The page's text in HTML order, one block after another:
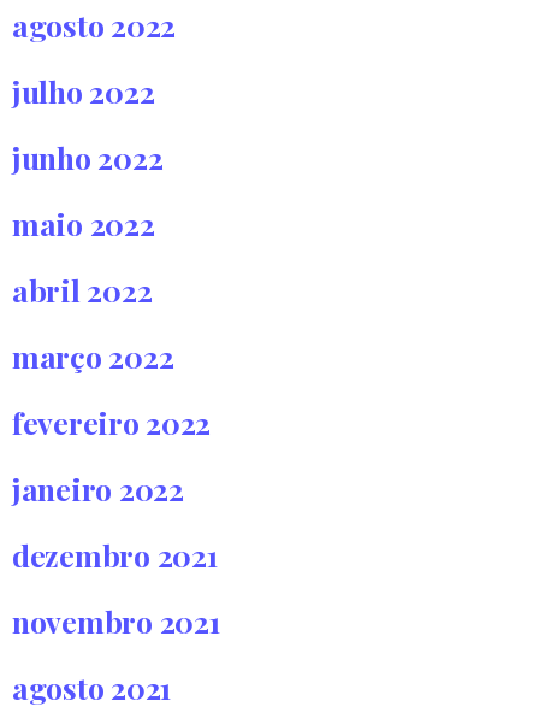
agosto 2022
julho 2022
junho 2022
maio 2022
abril 2022
março 2022
fevereiro 2022
janeiro 2022
dezembro 2021
novembro 2021
agosto 2021